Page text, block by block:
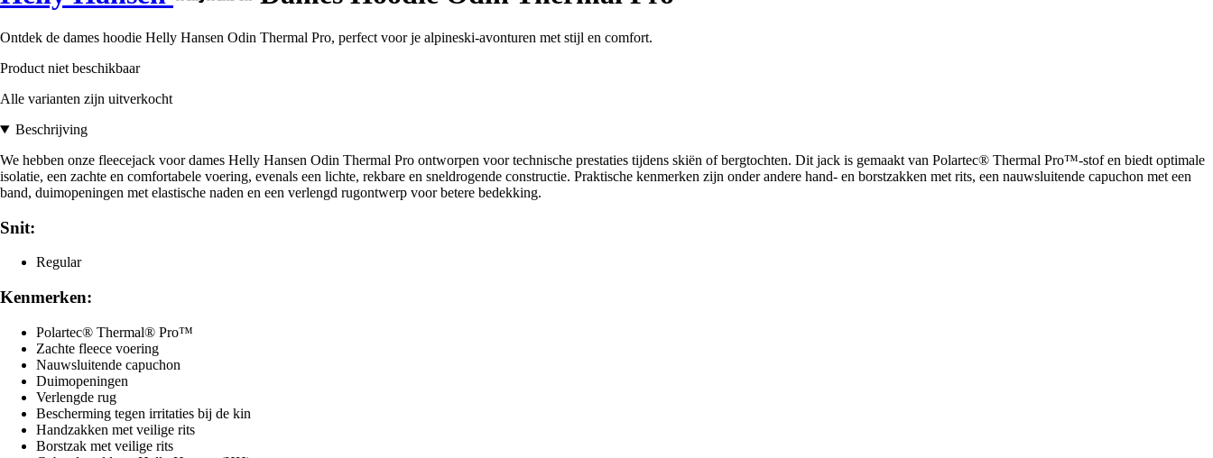
Ontdek de dames hoodie Helly Hansen Odin Thermal Pro, perfect voor je alpineski-avonturen met stijl en comfort.
Product niet beschikbaar
Alle varianten zijn uitverkocht
Beschrijving
We hebben onze fleecejack voor dames Helly Hansen Odin Thermal Pro ontworpen voor technische prestaties tijdens skiën of bergtochten. Dit jack is gemaakt van Polartec® Thermal Pro™-stof en biedt optimale
isolatie, een zachte en comfortabele voering, evenals een lichte, rekbare en sneldrogende constructie. Praktische kenmerken zijn onder andere hand- en borstzakken met rits, een nauwsluitende capuchon met een
band, duimopeningen met elastische naden en een verlengd rugontwerp voor betere bedekking.
Snit:
Regular
Kenmerken:
Polartec® Thermal® Pro™
Zachte fleece voering
Nauwsluitende capuchon
Duimopeningen
Verlengde rug
Bescherming tegen irritaties bij de kin
Handzakken met veilige rits
Borstzak met veilige rits